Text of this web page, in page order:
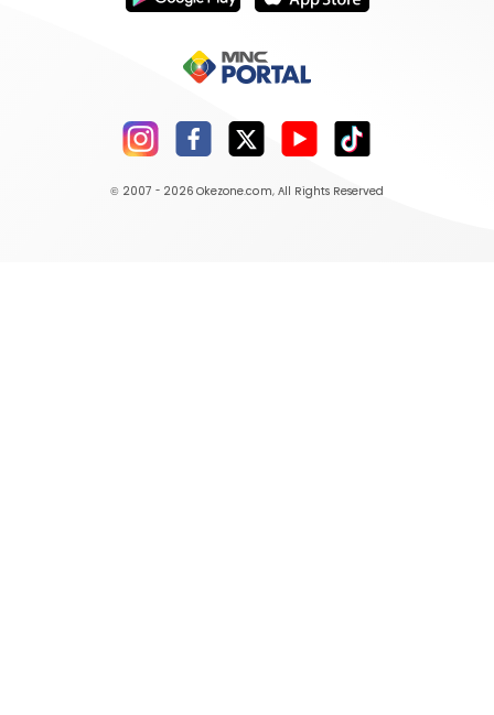
© 2007 - 2026 Okezone.com, All Rights Reserved